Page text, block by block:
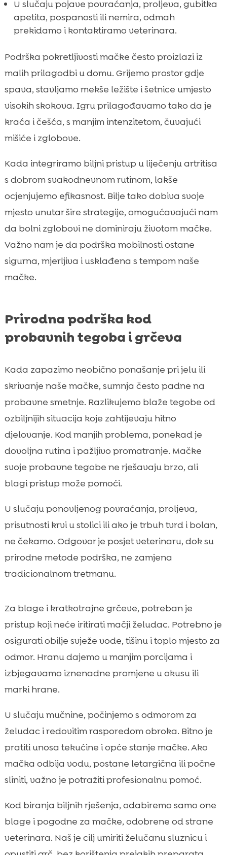
U slučaju pojave povraćanja, proljeva, gubitka
apetita, pospanosti ili nemira, odmah
prekidamo i kontaktiramo veterinara.
Podrška pokretljivosti mačke često proizlazi iz
malih prilagodbi u domu. Grijemo prostor gdje
spava, stavljamo mekše ležište i šetnice umjesto
visokih skokova. Igru prilagođavamo tako da je
kraća i češća, s manjim intenzitetom, čuvajući
mišiće i zglobove.
Kada integriramo biljni pristup u liječenju artritisa
s dobrom svakodnevnom rutinom, lakše
ocjenjujemo efikasnost. Bilje tako dobiva svoje
mjesto unutar šire strategije, omogućavajući nam
da bolni zglobovi ne dominiraju životom mačke.
Važno nam je da podrška mobilnosti ostane
sigurna, mjerljiva i usklađena s tempom naše
mačke.
Prirodna podrška kod
probavnih tegoba i grčeva
Kada zapazimo neobično ponašanje pri jelu ili
skrivanje naše mačke, sumnja često padne na
probavne smetnje. Razlikujemo blaže tegobe od
ozbiljnijih situacija koje zahtijevaju hitno
djelovanje. Kod manjih problema, ponekad je
dovoljna rutina i pažljivo promatranje. Mačke
svoje probavne tegobe ne rješavaju brzo, ali
blagi pristup može pomoći.
U slučaju ponovljenog povraćanja, proljeva,
prisutnosti krvi u stolici ili ako je trbuh tvrd i bolan,
ne čekamo. Odgovor je posjet veterinaru, dok su
prirodne metode podrška, ne zamjena
tradicionalnom tretmanu.
Za blage i kratkotrajne grčeve, potreban je
pristup koji neće iritirati mačji želudac. Potrebno je
osigurati obilje svježe vode, tišinu i toplo mjesto za
odmor. Hranu dajemo u manjim porcijama i
izbjegavamo iznenadne promjene u okusu ili
marki hrane.
U slučaju mučnine, počinjemo s odmorom za
želudac i redovitim rasporedom obroka. Bitno je
pratiti unosa tekućine i opće stanje mačke. Ako
mačka odbija vodu, postane letargična ili počne
sliniti, važno je potražiti profesionalnu pomoć.
Kod biranja biljnih rješenja, odabiremo samo one
blage i pogodne za mačke, odobrene od strane
veterinara. Naš je cilj umiriti želučanu sluznicu i